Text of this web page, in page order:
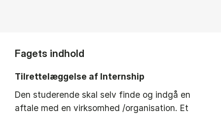
Fagets indhold
Tilrettelæggelse af Internship
Den studerende skal selv finde og indgå en
aftale med en virksomhed /organisation. Et